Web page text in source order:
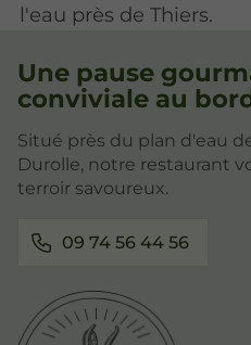
l'eau près de Thiers.
Une pause
conviviale au
Situé près du plan d'eau
Durolle, notre restaurant
terroir savoureux.
09 74 56 44 56